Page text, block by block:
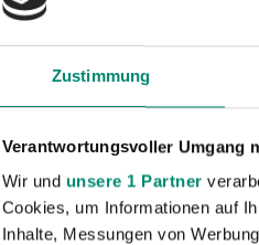
Zustimmung
Verantwortungsvoller Umgang
Wir und unsere 1 Partner
Cookies, um Informationen auf
Inhalte, Messungen von